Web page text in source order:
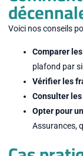
Voici nos conseils
Comparer
plafond par
Vérifier les
Consulter
Opter pour
Assurances,